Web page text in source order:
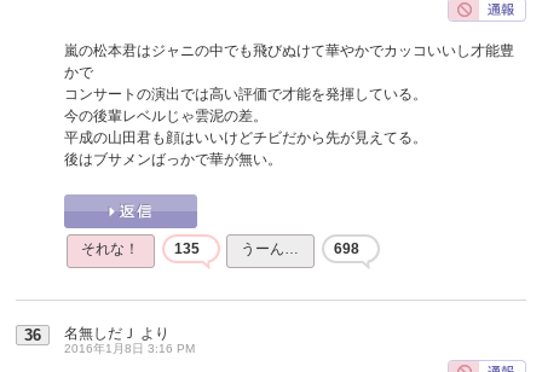
嵐の松本君はジャニの中でも飛びぬけて華やかでカッコいいし才能豊
かで
コンサートの演出では高い評価で才能を発揮している。
今の後輩レベルじゃ雲泥の差。
平成の山田君も顔はいいけどチビだから先が見えてる。
後はブサメンばっかで華が無い。
それな！ 135 うーん… 698
36 名無しだＪ より
2016年1月8日 3:16 PM